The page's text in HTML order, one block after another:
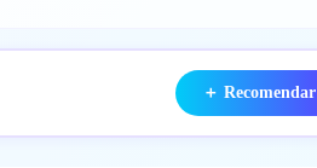
＋ Recomendar